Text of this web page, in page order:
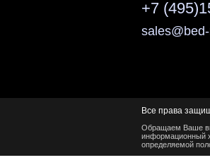
+7
Все права
Обращаем Ваше
информационный
определяемой